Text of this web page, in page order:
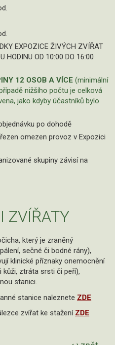
EXPOZICE ŽIVÝCH ZVÍŘAT
HODINU OD 10:00 DO 16:00
12 OSOB A VÍCE (minimální
nižšího počtu je celková
jako kdyby účastníků bylo
po dohodě
omezen provoz v Expozici
skupiny závisí na
ZVÍŘATY
který je zraněný
sečné či bodné rány),
klinické příznaky onemocnění
kůži, ztráta srsti či peří),
stanici.
stanice naleznete ZDE
zvířat ke stažení ZDE